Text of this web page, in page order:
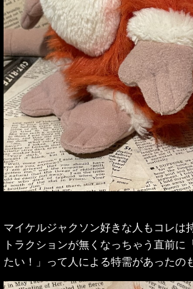
マイケルジャクソン好きな人もコレは
トラクションが無くなっちゃう直前に
たい！」って人による特需があったの